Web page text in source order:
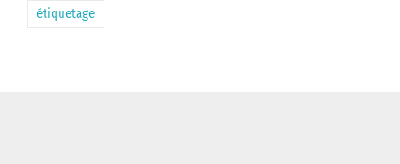
étiquetage